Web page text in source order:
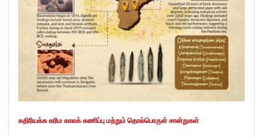
கதிரியக்க கரிம காலக் கணிப்பு மற்றும் தொல்பொருள் சான்றுகள்